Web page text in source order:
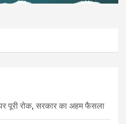
पूरी रोक, सरकार का अहम फैसला